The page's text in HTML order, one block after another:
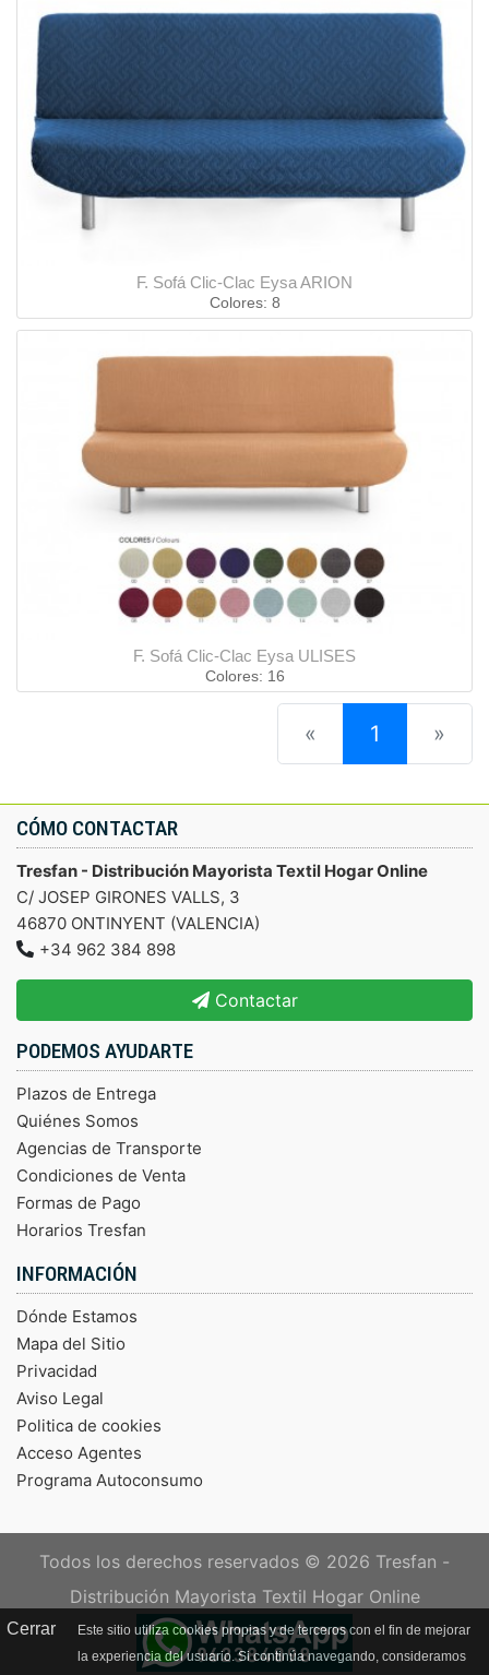
Cerrar
Este sitio utiliza cookies propias y de terceros con el fin de mejorar
la experiencia del usuario. Si continúa navegando, consideramos
F. Sofá Clic-Clac Eysa ARION
Colores: 8
F. Sofá Clic-Clac Eysa ULISES
Colores: 16
« 1 (current)
»
CÓMO CONTACTAR
Tresfan - Distribución Mayorista Textil Hogar Online
C/ JOSEP GIRONES VALLS, 3
46870 ONTINYENT (VALENCIA)
+34 962 384 898
Contactar
PODEMOS AYUDARTE
Plazos de Entrega
Quiénes Somos
Agencias de Transporte
Condiciones de Venta
Formas de Pago
Horarios Tresfan
INFORMACIÓN
Dónde Estamos
Mapa del Sitio
Privacidad
Aviso Legal
Politica de cookies
Acceso Agentes
Programa Autoconsumo
Todos los derechos reservados © 2026 Tresfan -
Distribución Mayorista Textil Hogar Online